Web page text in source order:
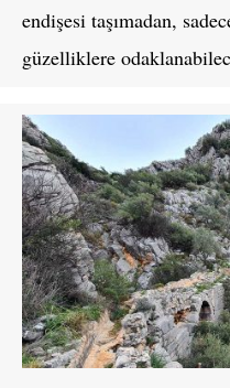
endişesi taşımadan,
güzelliklere